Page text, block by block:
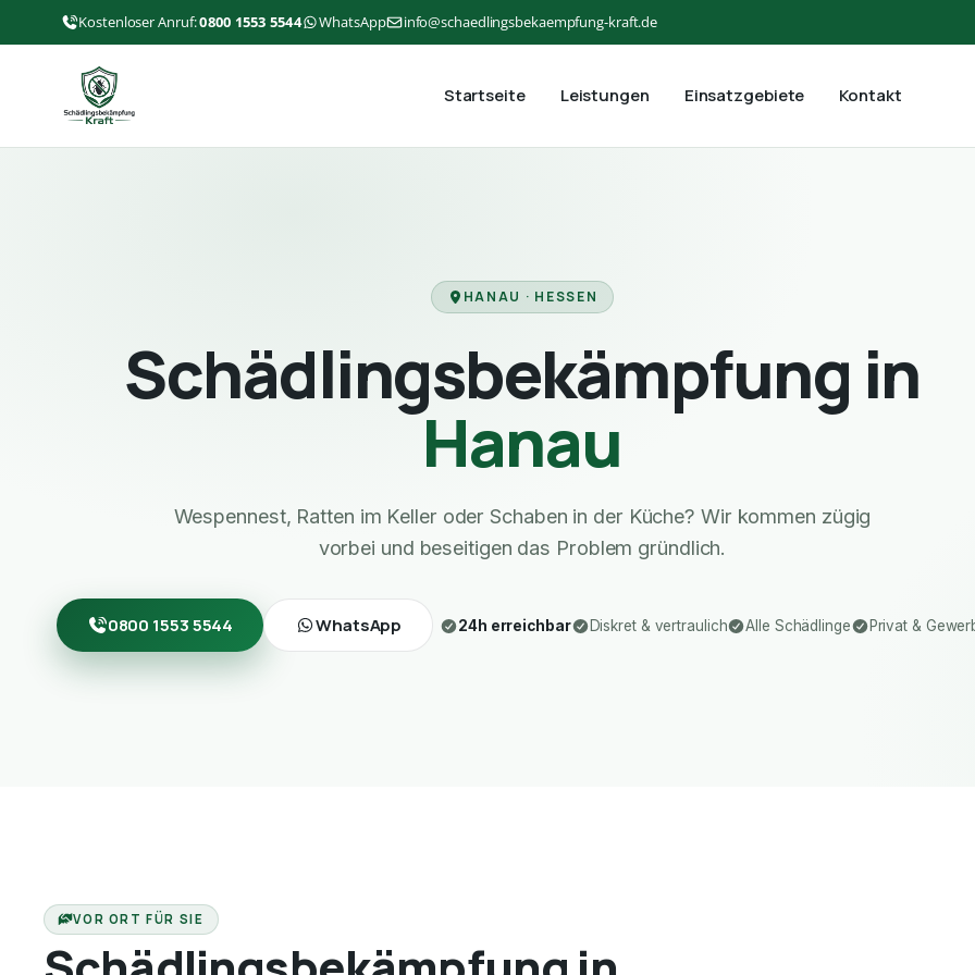
Kostenloser Anruf:0800 1553 5544 WhatsApp info@schaedlingsbekaempfung-kraft.de
Startseite Leistungen Einsatzgebiete Kontakt
HANAU · HESSEN
Schädlingsbekämpfung in
Hanau
Wespennest, Ratten im Keller oder Schaben in der Küche? Wir kommen zügig
vorbei und beseitigen das Problem gründlich.
0800 1553 5544 WhatsApp 24h erreichbar Diskret & vertraulich Alle Schädlinge Privat &
VOR ORT FÜR SIE